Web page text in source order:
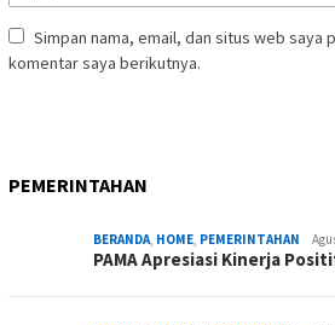
Simpan nama, email, dan situs web saya
komentar saya berikutnya.
PEMERINTAHAN
BERANDA, HOME, PEMERINTAHAN
PAMA Apresiasi Kinerja